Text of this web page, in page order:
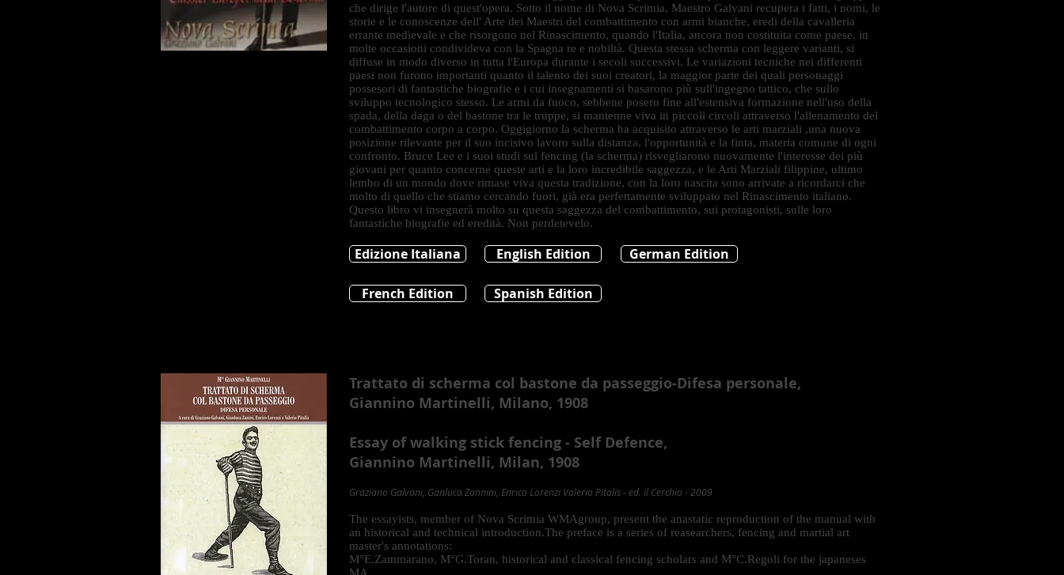
che dirige l'autore di quest'opera. Sotto il nome di Nova Scrimia, Maestro Galvani recupera i fatti, i nomi, le
storie e le conoscenze dell' Arte dei Maestri del combattimento con armi bianche, eredi della cavalleria
errante medievale e che risorgono nel Rinascimento, quando l'Italia, ancora non costituita come paese, in
molte occasioni condivideva con la Spagna re e nobiltà. Questa stessa scherma con leggere varianti, si
diffuse in modo diverso in tutta l'Europa durante i secoli successivi. Le variazioni tecniche nei differenti
paesi non furono importanti quanto il talento dei suoi creatori, la maggior parte dei quali personaggi
possesori di fantastiche biografie e i cui insegnamenti si basarono più sull'ingegno tattico, che sullo
sviluppo tecnologico stesso. Le armi da fuoco, sebbene posero fine all'estensiva formazione nell'uso della
spada, della daga o del bastone tra le truppe, si mantenne viva in piccoli circoli attraverso l'allenamento del
combattimento corpo a corpo. Oggigiorno la scherma ha acquisito attraverso le arti marziali ,una nuova
posizione rilevante per il suo incisivo lavoro sulla distanza, l'opportunità e la finta, materia comune di ogni
confronto. Bruce Lee e i suoi studi sul fencing (la scherma) risvegliarono nuovamente l'interesse dei più
giovani per quanto concerne queste arti e la loro incredibile saggezza, e le Arti Marziali filippine, ultimo
lembo di un mondo dove rimase viva questa tradizione, con la loro nascita sono arrivate a ricordarci che
molto di quello che stiamo cercando fuori, già era perfettamente sviluppato nel Rinascimento italiano.
Questo libro vi insegnerà molto su questa saggezza del combattimento, sui protagonisti, sulle loro
fantastiche biografie ed eredità. Non perdetevelo.
Edizione Italiana English Edition German Edition
French Edition Spanish Edition
Trattato di scherma col bastone da passeggio-Difesa personale,
Giannino Martinelli, Milano, 1908
Essay of walking stick fencing - Self Defence,
Giannino Martinelli, Milan, 1908
Graziano Galvani, Ganluca Zannini, Enrico Lorenzi Valerio Pitalis - ed. il Cerchio - 2009
The essayists, member of Nova Scrimia WMAgroup, present the anastatic reproduction of the manual with
an historical and technical introduction.The preface is a series of reasearchers, fencing and martial art
master's annotations:
M°E.Zammarano, M°G.Toran, historical and classical fencing scholars and M°C.Regoli for the japaneses